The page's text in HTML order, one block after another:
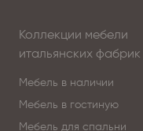
Коллекции мебели
итальянских фабрик
Мебель в наличии
Мебель в гостиную
Мебель для спальни